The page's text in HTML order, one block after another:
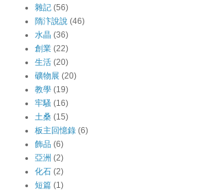
雜記 (56)
隋汴說說 (46)
水晶 (36)
創業 (22)
生活 (20)
礦物展 (20)
教學 (19)
牢騷 (16)
土桑 (15)
板主回憶錄 (6)
飾品 (6)
亞洲 (2)
化石 (2)
短篇 (1)